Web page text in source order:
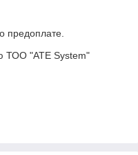
предоплате.
ТОО "ATE System"